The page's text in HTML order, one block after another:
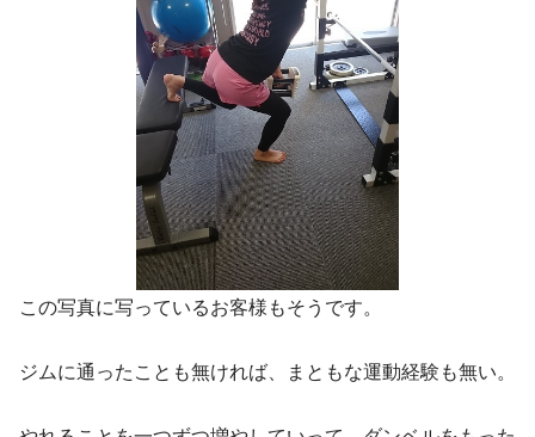
この写真に写っているお客様もそうです。
ジムに通ったことも無ければ、まともな運動経験も無い。